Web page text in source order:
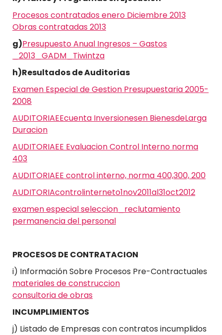
Procesos contratados enero Diciembre 2013
Obras contratadas 2013
g)Presupuesto Anual Ingresos – Gastos
_2013_GADM_Tiwintza
h)Resultados de Auditorias
Examen Especial de Gestion Presupuestaria 2005-
2008
AUDITORIAEEcuenta Inversionesen BienesdeLarga
Duracion
AUDITORIAEE Evaluacion Control Interno norma
403
AUDITORIAEE control interno, norma 400,300, 200
AUDITORIAcontrolinterneto1nov2011al31oct2012
examen especial seleccion_reclutamiento
permanencia del personal
PROCESOS DE CONTRATACION
i) Información Sobre Procesos Pre-Contractuales
materiales de construccion
consultoria de obras
INCUMPLIMIENTOS
j) Listado de Empresas con contratos incumplidos